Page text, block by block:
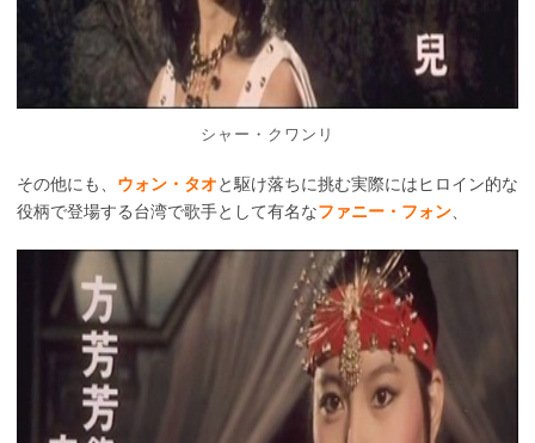
シャー・クワンリ
その他にも、 ウォン・タオと駆け落ちに挑む実際にはヒロイン的な
役柄で登場する台湾で歌手として有名なファニー・フォン、